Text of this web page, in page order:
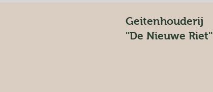
Geitenhouderij
''De Nieuwe Riet''